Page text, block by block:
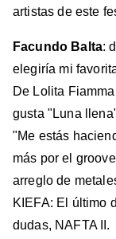
artistas de este
Facundo Balta:
elegiría mi
De Lolita
gusta "Luna
"Me estás
más por el
arreglo de
KIEFA: El último
dudas, NAFTA II.